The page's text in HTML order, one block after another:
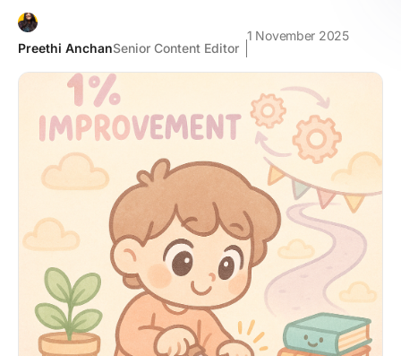
Preethi AnchanSenior Content Editor
1 November 2025